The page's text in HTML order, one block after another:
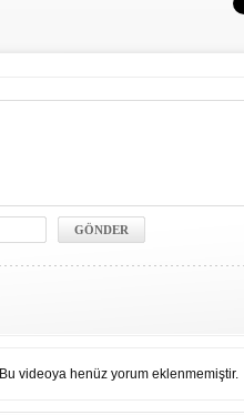
Bu videoya henüz yorum eklenmemiştir.